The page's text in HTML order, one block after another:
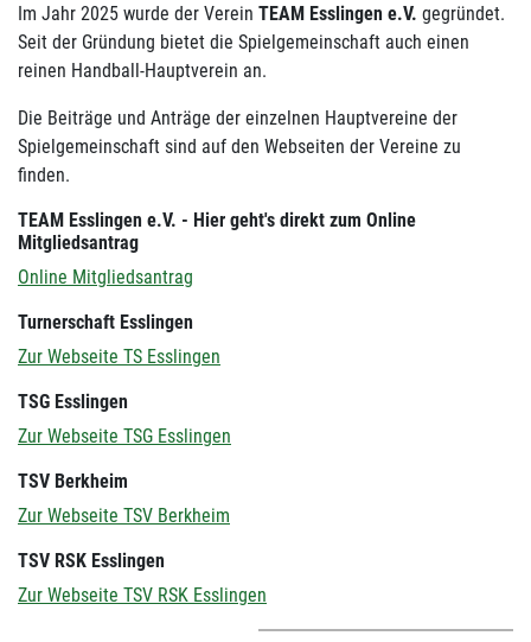
Im Jahr 2025 wurde der Verein TEAM Esslingen e.V. gegründet.
Seit der Gründung bietet die Spielgemeinschaft auch einen
reinen Handball-Hauptverein an.
Die Beiträge und Anträge der einzelnen Hauptvereine der
Spielgemeinschaft sind auf den Webseiten der Vereine zu
finden.
TEAM Esslingen e.V. - Hier geht's direkt zum Online
Mitgliedsantrag
Online Mitgliedsantrag
Turnerschaft Esslingen
Zur Webseite TS Esslingen
TSG Esslingen
Zur Webseite TSG Esslingen
TSV Berkheim
Zur Webseite TSV Berkheim
TSV RSK Esslingen
Zur Webseite TSV RSK Esslingen